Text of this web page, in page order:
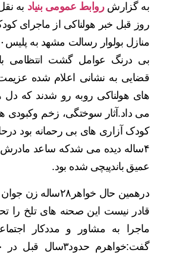
به گزارشروابط عمومی بنیاد به
روز قبل خبر هولناکی از ماجرای
بی درنگ عوامل گشت انتظامی
قضایی به نشانی اعلام شده
های هولناکی روبه رو شدند که دل
می داد.آثار سوختگی، زخم وکبودی
کودک آزاری های بی رحمانه بود
۴ساله دیده می شدکه ساعد مادرش
عمیق باندپیچی شده بود.
درهمین حال
قادر نیست این صحنه های تلخ را
ماجرا به مشاور و مددکار
گفت:خواهرم